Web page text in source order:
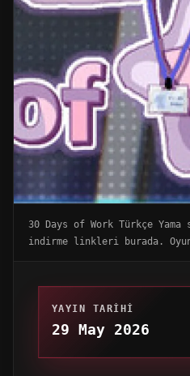
30 Days of Work Türkçe
indirme linkleri burada.
YAYIN TARIHI
29 May 2026